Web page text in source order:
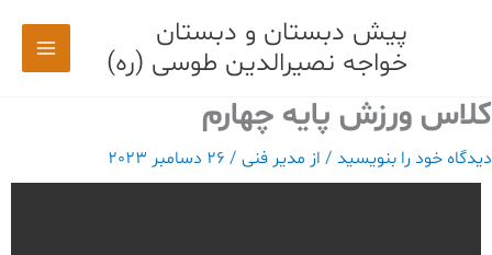
پیش دبستان و دبستان
خواجه نصیرالدین طوسی (ره)
کلاس ورزش پایه چهارم
دیدگاه‌ خود را بنویسید / از مدیر فنی / 26 دسامبر 2023